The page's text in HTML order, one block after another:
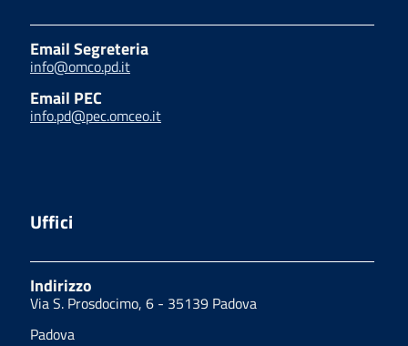
Email Segreteria
info@omco.pd.it
Email PEC
info.pd@pec.omceo.it
Uffici
Indirizzo
Via S. Prosdocimo, 6 - 35139 Padova
Padova